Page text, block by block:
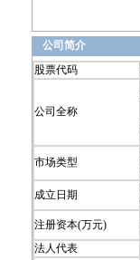
公司简介
股票代码
公司全称
市场类型
成立日期
注册资本(万元)
法人代表